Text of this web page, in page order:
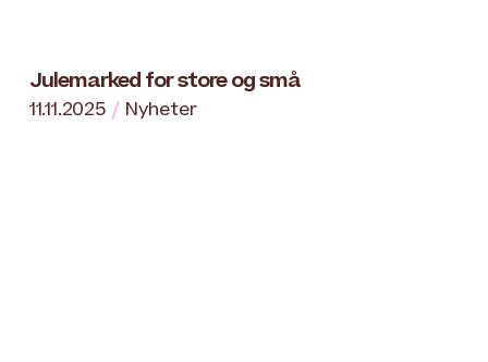
Julemarked for store og små
11.11.2025 Nyheter